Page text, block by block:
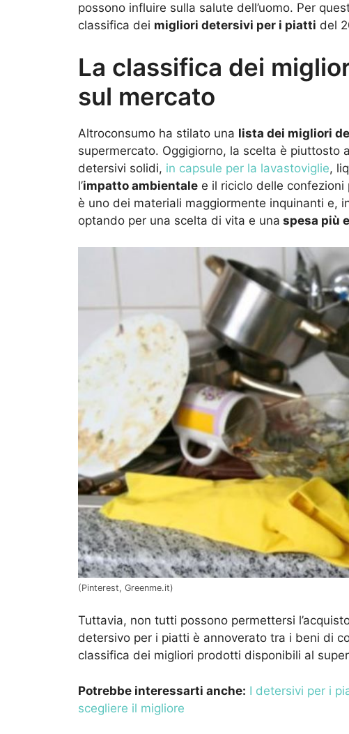
possono influire sulla salute dell’uomo. Per
classifica dei migliori detersivi per i piatti del
La classifica dei
sul mercato
Altroconsumo ha stilato una lista dei migliori
supermercato. Oggigiorno, la scelta è piuttosto
detersivi solidi, in capsule per la lavastoviglie,
l’impatto ambientale e il riciclo delle
è uno dei materiali maggiormente inquinanti e,
optando per una scelta di vita e una spesa più
(Pinterest, Greenme.it)
Tuttavia, non tutti possono permettersi
detersivo per i piatti è annoverato tra i beni di
classifica dei migliori prodotti disponibili al
Potrebbe interessarti anche: I detersivi per i
scegliere il migliore